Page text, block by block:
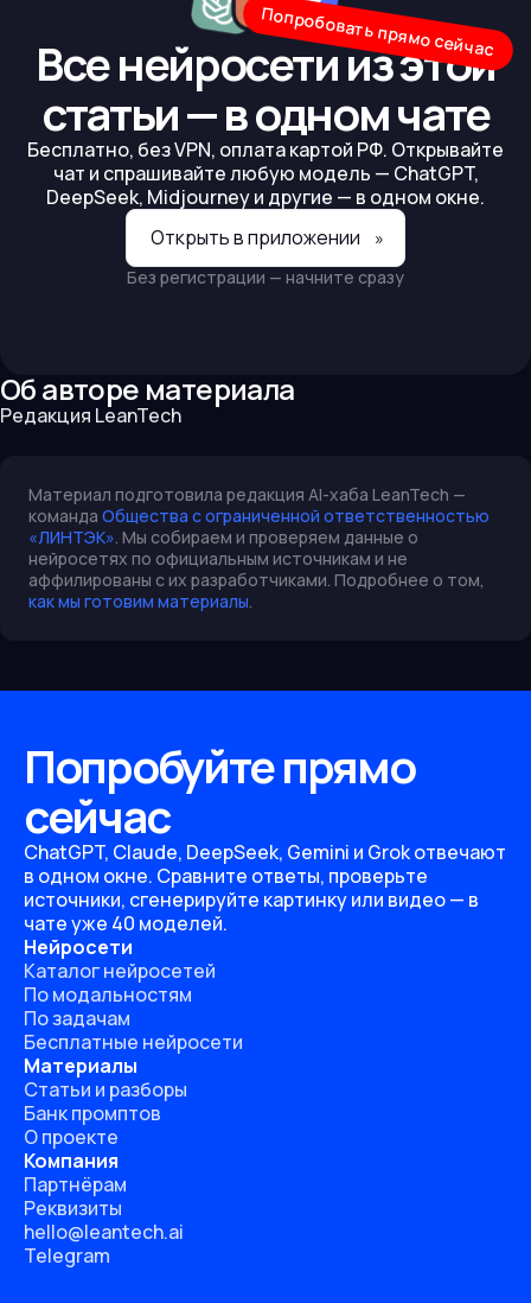
Все нейросети из этой
статьи — в одном чате
Попробовать прямо сейчас
Бесплатно, без VPN, оплата картой РФ. Открывайте
чат и спрашивайте любую модель — ChatGPT,
DeepSeek, Midjourney и другие — в одном окне.
Открыть в приложении
»
Без регистрации — начните сразу
Об авторе материала
Редакция LeanTech
Материал подготовила редакция AI-хаба LeanTech —
команда Общества с ограниченной ответственностью
«ЛИНТЭК». Мы собираем и проверяем данные о
нейросетях по официальным источникам и не
аффилированы с их разработчиками. Подробнее о том,
как мы готовим материалы.
Попробуйте прямо
сейчас
ChatGPT, Claude, DeepSeek, Gemini и Grok отвечают
в одном окне. Сравните ответы, проверьте
источники, сгенерируйте картинку или видео — в
чате уже 40 моделей.
Нейросети
Каталог нейросетей
По модальностям
По задачам
Бесплатные нейросети
Материалы
Статьи и разборы
Банк промптов
О проекте
Компания
Партнёрам
Реквизиты
hello@leantech.ai
Telegram